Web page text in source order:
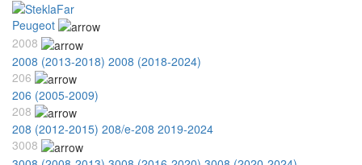
Peugeot
2008
2008 (2013-2018) 2008 (2018-2024)
206
206 (2005-2009)
208
208 (2012-2015) 208/e-208 2019-2024
3008